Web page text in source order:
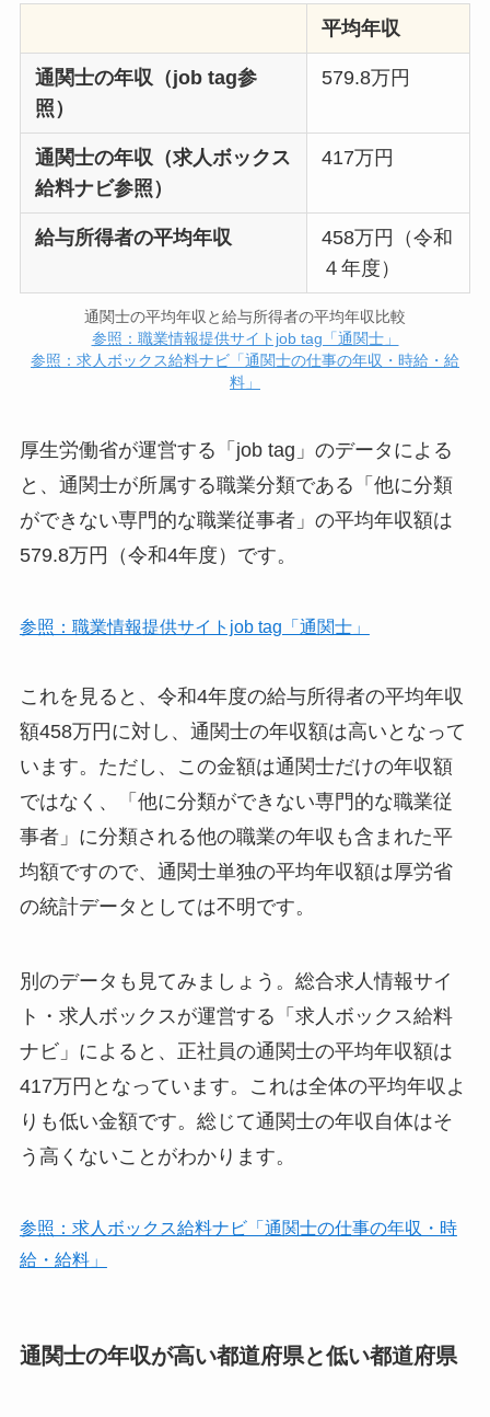
平均年収
通関士の年収（job tag参
照）
579.8万円
通関士の年収（求人ボックス
給料ナビ参照）
417万円
給与所得者の平均年収
458万円（令和
４年度）
通関士の平均年収と給与所得者の平均年収比較
参照：職業情報提供サイトjob tag「通関士」
参照：求人ボックス給料ナビ「通関士の仕事の年収・時給・給
料」
厚生労働省が運営する「job tag」のデータによる
と、通関士が所属する職業分類である「他に分類
ができない専門的な職業従事者」の平均年収額は
579.8万円（令和4年度）です。
参照：職業情報提供サイトjob tag「通関士」
これを見ると、令和4年度の給与所得者の平均年収
額458万円に対し、通関士の年収額は高いとなって
います。ただし、この金額は通関士だけの年収額
ではなく、「他に分類ができない専門的な職業従
事者」に分類される他の職業の年収も含まれた平
均額ですので、通関士単独の平均年収額は厚労省
の統計データとしては不明です。
別のデータも見てみましょう。総合求人情報サイ
ト・求人ボックスが運営する「求人ボックス給料
ナビ」によると、正社員の通関士の平均年収額は
417万円となっています。これは全体の平均年収よ
りも低い金額です。総じて通関士の年収自体はそ
う高くないことがわかります。
参照：求人ボックス給料ナビ「通関士の仕事の年収・時
給・給料」
通関士の年収が高い都道府県と低い都道府県